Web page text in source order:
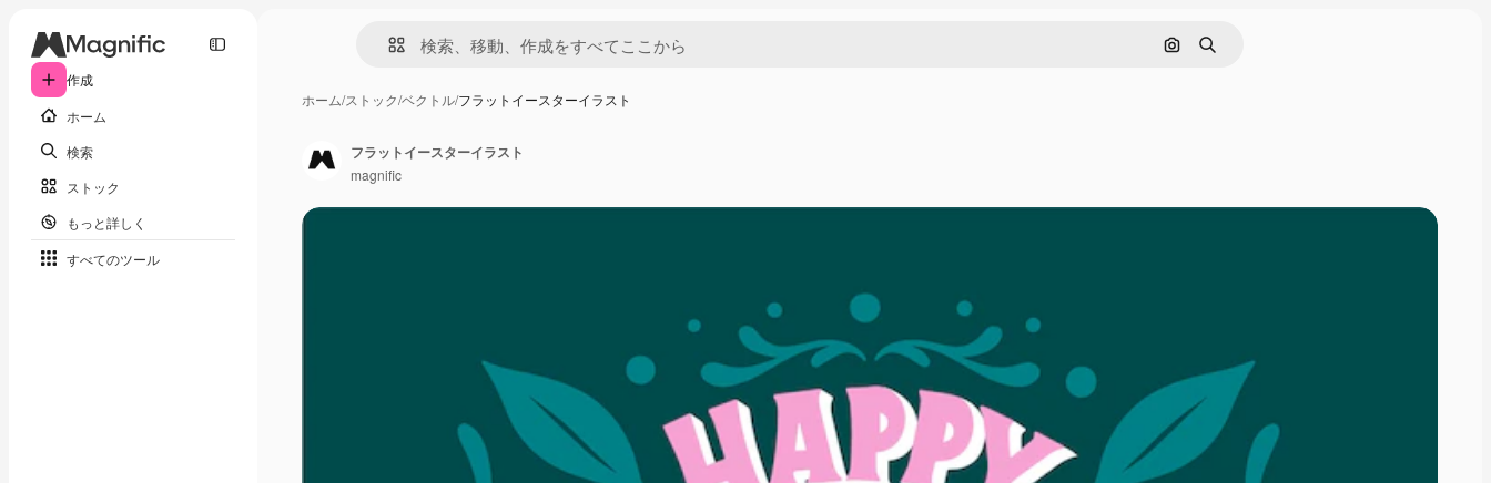
作成
ホーム
検索
ストック
もっと詳しく
すべてのツール
画像で検索
検索
ホーム/ストック/ベクトル/フラットイースターイラスト
フラットイースターイラスト
magnific